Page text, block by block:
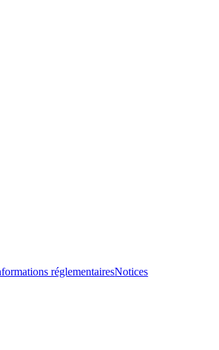
réglementairesNotices